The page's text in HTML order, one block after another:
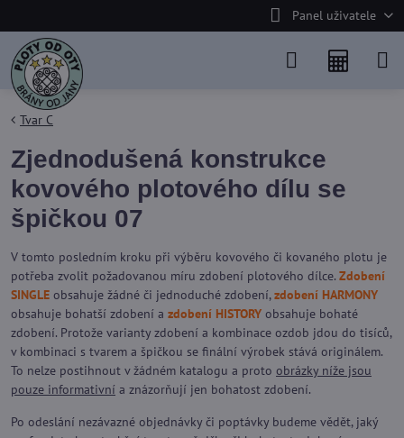
Panel uživatele
Tvar C
Zjednodušená konstrukce
kovového plotového dílu se
špičkou 07
V tomto posledním kroku při výběru kovového či kovaného plotu je
potřeba zvolit požadovanou míru zdobení plotového dílce. Zdobení
SINGLE obsahuje žádné či jednoduché zdobení,zdobení HARMONY
obsahuje bohatší zdobení a zdobení HISTORY obsahuje bohaté
zdobení. Protože varianty zdobení a kombinace ozdob jdou do tisíců,
v kombinaci s tvarem a špičkou se finální výrobek stává originálem.
To nelze postihnout v žádném katalogu a proto obrázky níže jsou
pouze informativní a znázorňují jen bohatost zdobení.
Po odeslání nezávazné objednávky či poptávky budeme vědět, jaký